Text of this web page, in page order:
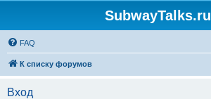
SubwayTalks.ru
FAQ
К списку форумов
Вход